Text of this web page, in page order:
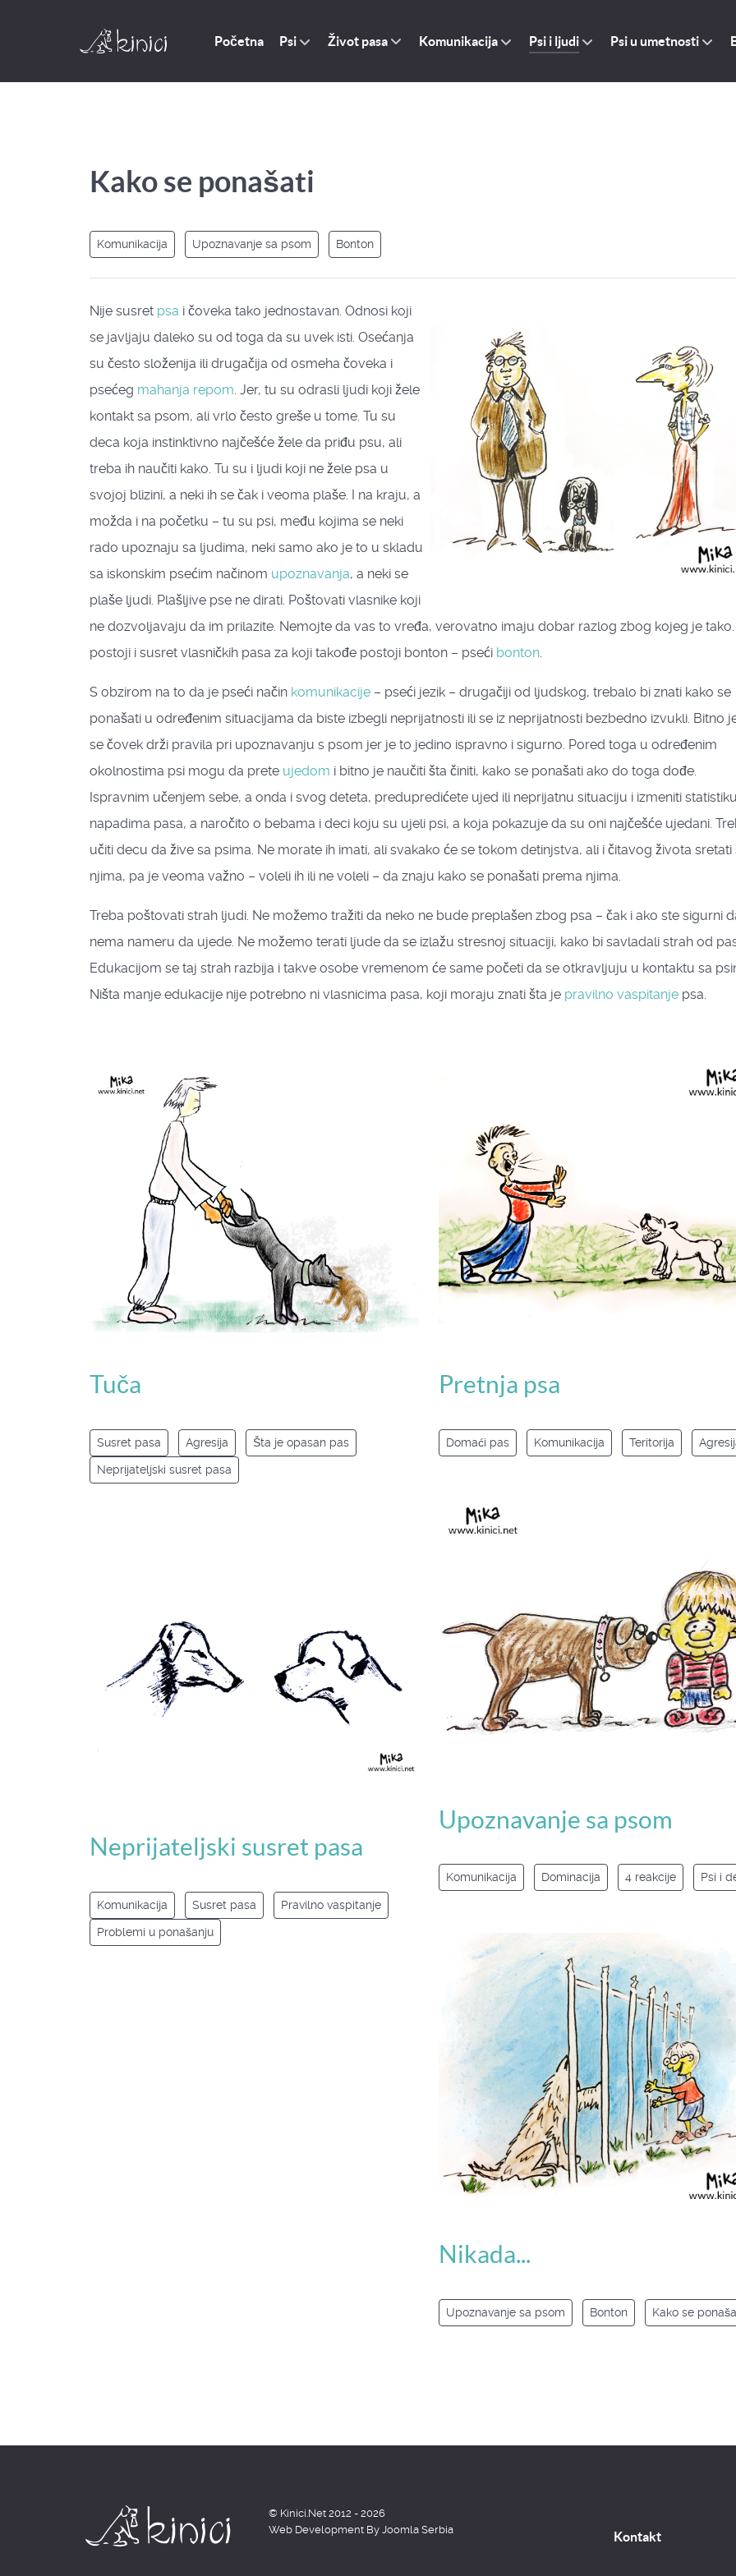
Početna Psi Život pasa Komunikacija Psi i ljudi Psi u umetnosti
Kako se ponašati
Komunikacija Upoznavanje sa psom Bonton
Nije susret psa i čoveka tako jednostavan. Odnosi koji
se javljaju daleko su od toga da su uvek isti. Osećanja
su često složenija ili drugačija od osmeha čoveka i
psećeg mahanja repom. Jer, tu su odrasli ljudi koji žele
kontakt sa psom, ali vrlo često greše u tome. Tu su
deca koja instinktivno najčešće žele da priđu psu, ali
treba ih naučiti kako. Tu su i ljudi koji ne žele psa u
svojoj blizini, a neki ih se čak i veoma plaše. I na kraju, a
možda i na početku – tu su psi, među kojima se neki
rado upoznaju sa ljudima, neki samo ako je to u skladu
sa iskonskim psećim načinom upoznavanja, a neki se
plaše ljudi. Plašljive pse ne dirati. Poštovati vlasnike koji
ne dozvoljavaju da im prilazite. Nemojte da vas to vređa, verovatno imaju dobar razlog zbog kojeg je
postoji i susret vlasničkih pasa za koji takođe postoji bonton – pseći bonton.
S obzirom na to da je pseći način komunikacije – pseći jezik – drugačiji od ljudskog, trebalo bi znati kako se
ponašati u određenim situacijama da biste izbegli neprijatnosti ili se iz neprijatnosti bezbedno izvukli. Bitno
se čovek drži pravila pri upoznavanju s psom jer je to jedino ispravno i sigurno. Pored toga u određenim
okolnostima psi mogu da prete ujedom i bitno je naučiti šta činiti, kako se ponašati ako do toga dođe.
Ispravnim učenjem sebe, a onda i svog deteta, predupredićete ujed ili neprijatnu situaciju i izmeniti
napadima pasa, a naročito o bebama i deci koju su ujeli psi, a koja pokazuje da su oni najčešće ujedani.
učiti decu da žive sa psima. Ne morate ih imati, ali svakako će se tokom detinjstva, ali i čitavog života sretati
njima, pa je veoma važno – voleli ih ili ne voleli – da znaju kako se ponašati prema njima.
Treba poštovati strah ljudi. Ne možemo tražiti da neko ne bude preplašen zbog psa – čak i ako ste sigurni
nema nameru da ujede. Ne možemo terati ljude da se izlažu stresnoj situaciji, kako bi savladali strah od
Edukacijom se taj strah razbija i takve osobe vremenom će same početi da se otkravljuju u kontaktu sa
Ništa manje edukacije nije potrebno ni vlasnicima pasa, koji moraju znati šta je pravilno vaspitanje psa.
Tuča
Susret pasa Agresija Šta je opasan pas
Neprijateljski susret pasa
Neprijateljski susret pasa
Komunikacija Susret pasa Pravilno vaspitanje
Problemi u ponašanju
Pretnja psa
Domaći pas Komunikacija Teritorija
Upoznavanje sa psom
Komunikacija Dominacija 4 reakcije Psi i
Nikada...
Upoznavanje sa psom Bonton Kako se
© Kinici.Net 2012 - 2026
Web Development By Joomla Serbia Kontakt